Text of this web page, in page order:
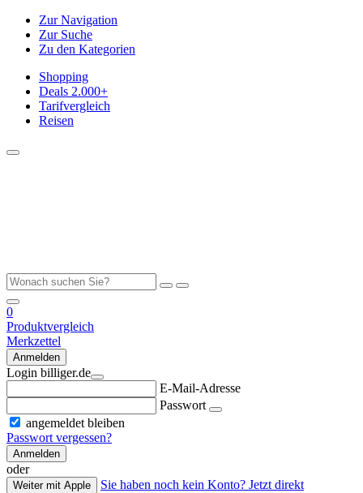
Zur Navigation
Zur Suche
Zu den Kategorien
Shopping
Deals 2.000+
Tarifvergleich
Reisen
0
Produktvergleich
Merkzettel
Anmelden
Login billiger.de
E-Mail-Adresse
Passwort
angemeldet bleiben
Passwort vergessen?
Anmelden
oder
Weiter mit Apple
Sie haben noch kein Konto? Jetzt direkt